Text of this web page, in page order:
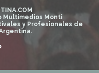
Multimedios Monti
y Profesionales de